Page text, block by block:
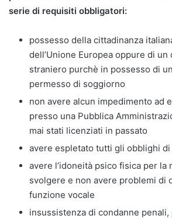
serie di requisiti obbligatori:
possesso della cittadinanza
dell’Unione Europea oppure di un
straniero purchè in possesso di
permesso di soggiorno
non avere alcun impedimento ad
presso una Pubblica
mai stati licenziati in passato
avere espletato tutti gli obblighi
avere l’idoneità psico fisica per la
svolgere e non avere problemi di
funzione vocale
insussistenza di condanne